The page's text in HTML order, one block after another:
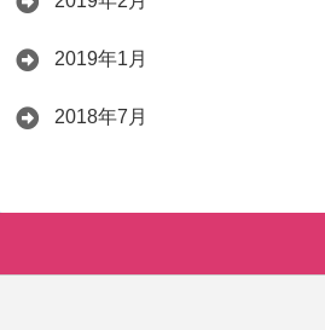
2019年1月
2018年7月